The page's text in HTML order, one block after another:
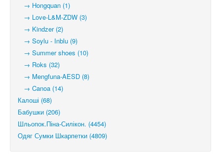
→ Hongquan (1)
→ Love-L&M-ZDW (3)
→ Kindzer (2)
→ Soylu - Inblu (9)
→ Summer shoes (10)
→ Roks (32)
→ Mengfuna-AESD (8)
→ Canoa (14)
Калоші (68)
Бабушки (206)
Шльопок.Піна-Силікон. (4454)
Одяг Сумки Шкарпетки (4809)